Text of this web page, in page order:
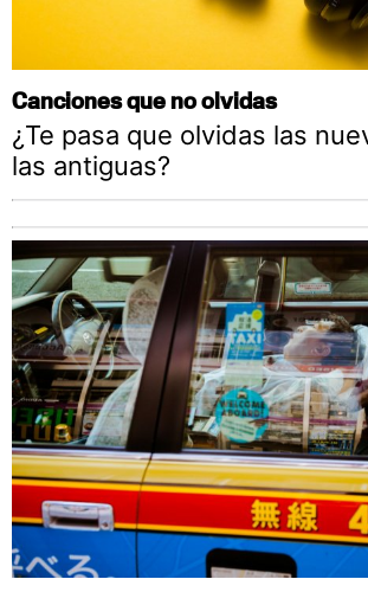
Canciones que no olvidas
¿Te pasa que olvidas las
las antiguas?